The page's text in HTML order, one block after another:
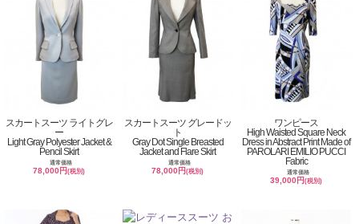
スカートスーツ ライトグレ
ー
Light Gray Polyester Jacket &
Pencil Skirt
通常価格
78,000円(税別)
スカートスーツ グレードッ
ト
Gray Dot Single Breasted
Jacket and Flare Skirt
通常価格
78,000円(税別)
ワンピース
High Waisted Square Neck
Dress in Abstract Print Made of
PAROLARI EMILIO PUCCI
Fabric
通常価格
39,000円(税別)